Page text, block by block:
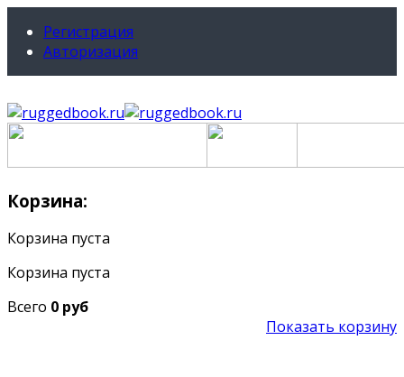
Регистрация
Авторизация
Корзина:
Корзина пуста
Корзина пуста
Всего 0 руб
Показать корзину